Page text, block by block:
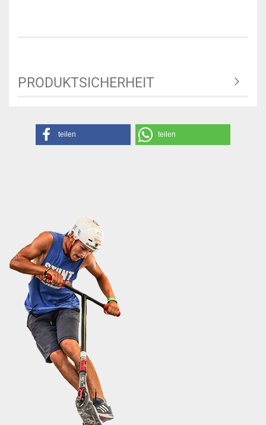
PRODUKTSICHERHEIT
teilen teilen